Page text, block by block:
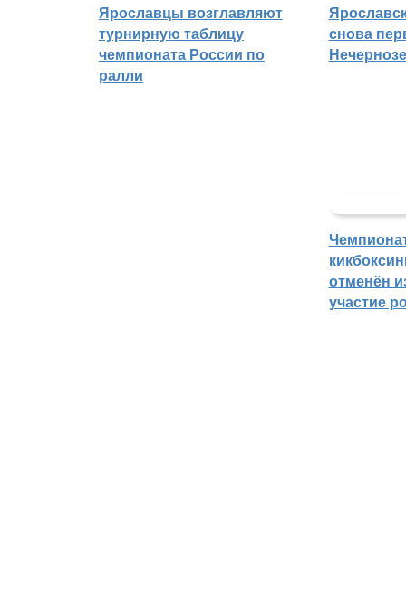
Ярославцы возглавляют
турнирную таблицу
чемпионата России по
ралли
снова
отменён
участие